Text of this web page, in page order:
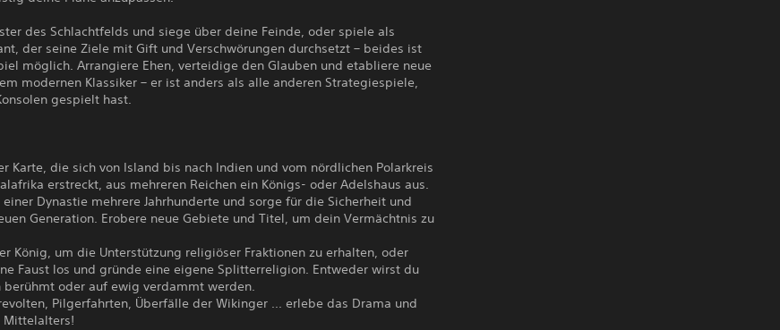
des Schlachtfelds und siege über deine Feinde, oder spiele als
der seine Ziele mit Gift und Verschwörungen durchsetzt – beides ist
möglich. Arrangiere Ehen, verteidige den Glauben und etabliere neue
modernen Klassiker – er ist anders als alle anderen Strategiespiele,
gespielt hast.
Karte, die sich von Island bis nach Indien und vom nördlichen Polarkreis
erstreckt, aus mehreren Reichen ein Königs- oder Adelshaus aus.
Dynastie mehrere Jahrhunderte und sorge für die Sicherheit und
Generation. Erobere neue Gebiete und Titel, um dein Vermächtnis zu
König, um die Unterstützung religiöser Fraktionen zu erhalten, oder
Faust los und gründe eine eigene Splitterreligion. Entweder wirst du
berühmt oder auf ewig verdammt werden.
Pilgerfahrten, Überfälle der Wikinger ... erlebe das Drama und
Mittelalters!